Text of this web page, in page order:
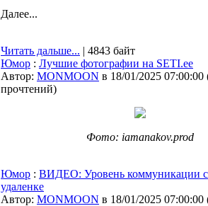
Далее...
Читать дальше... | 4843 байт
Юмор : Лучшие фотографии на SETI.ee
Автор: MONMOON в 18/01/2025 07:00:00
прочтений)
Фото: iamanakov.prod
Юмор : ВИДЕО: Уровень коммуникации с
удаленке
Автор: MONMOON в 18/01/2025 07:00:00